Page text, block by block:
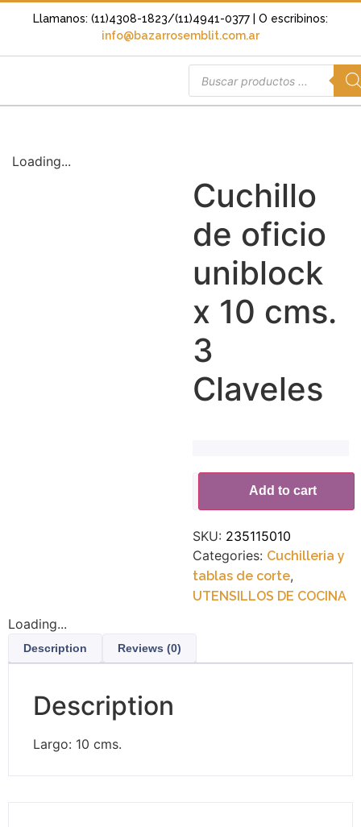
Llamanos: (11)4308-1823/(11)4941-0377
| O escribinos:
info@bazarrosemblit.com.ar
Loading...
Cuchillo
de oficio
uniblock
x 10 cms.
3
Claveles
Add to cart
Alternative:
SKU: 235115010
Categories: Cuchilleria y
tablas de corte,
UTENSILLOS DE COCINA
Loading...
Description Reviews (0)
Description
Largo: 10 cms.